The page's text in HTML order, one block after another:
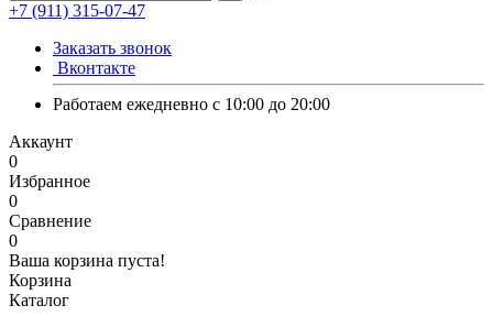
+7 (911) 315-07-47
Заказать звонок
Вконтакте
Работаем ежедневно с 10:00 до 20:00
Аккаунт
0
Избранное
0
Сравнение
0
Ваша корзина пуста!
Корзина
Каталог